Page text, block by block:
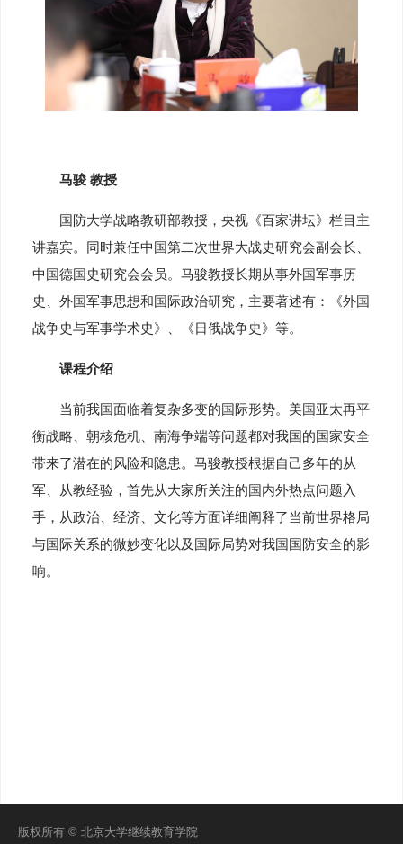
马骏 教授
国防大学战略教研部教授，央视《百家讲坛》栏目主
讲嘉宾。同时兼任中国第二次世界大战史研究会副会长、
中国德国史研究会会员。马骏教授长期从事外国军事历
史、外国军事思想和国际政治研究，主要著述有：《外国
战争史与军事学术史》、《日俄战争史》等。
课程介绍
当前我国面临着复杂多变的国际形势。美国亚太再平
衡战略、朝核危机、南海争端等问题都对我国的国家安全
带来了潜在的风险和隐患。马骏教授根据自己多年的从
军、从教经验，首先从大家所关注的国内外热点问题入
手，从政治、经济、文化等方面详细阐释了当前世界格局
与国际关系的微妙变化以及国际局势对我国国防安全的影
响。
版权所有 © 北京大学继续教育学院